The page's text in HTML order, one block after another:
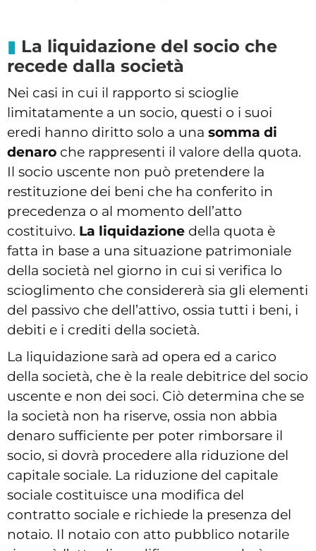
La liquidazione del socio che
recede dalla società
Nei casi in cui il rapporto si scioglie
limitatamente a un socio, questi o i suoi
eredi hanno diritto solo a una somma di
denaro che rappresenti il valore della quota.
Il socio uscente non può pretendere la
restituzione dei beni che ha conferito in
precedenza o al momento dell’atto
costituivo. La liquidazione della quota è
fatta in base a una situazione patrimoniale
della società nel giorno in cui si verifica lo
scioglimento che considererà sia gli elementi
del passivo che dell’attivo, ossia tutti i beni, i
debiti e i crediti della società.
La liquidazione sarà ad opera ed a carico
della società, che è la reale debitrice del socio
uscente e non dei soci. Ciò determina che se
la società non ha riserve, ossia non abbia
denaro sufficiente per poter rimborsare il
socio, si dovrà procedere alla riduzione del
capitale sociale. La riduzione del capitale
sociale costituisce una modifica del
contratto sociale e richiede la presenza del
notaio. Il notaio con atto pubblico notarile